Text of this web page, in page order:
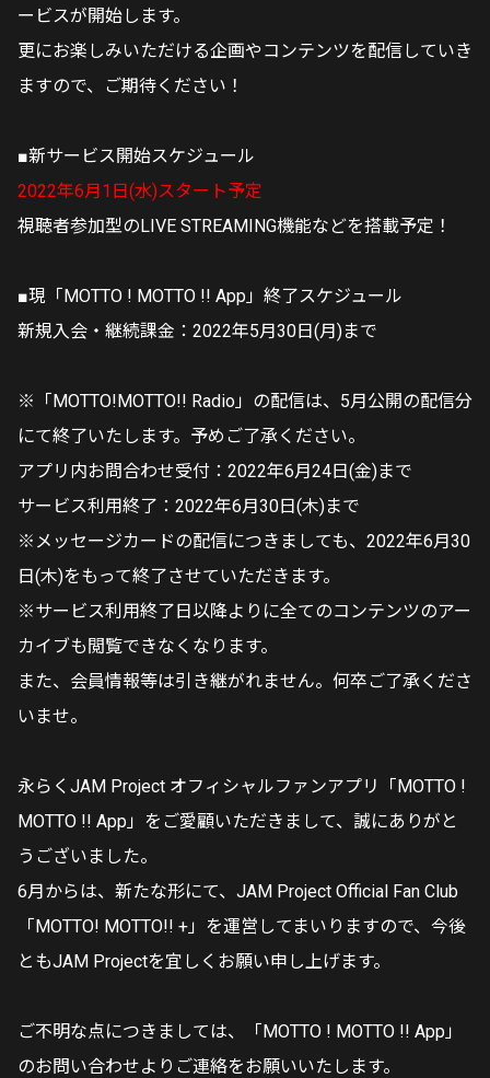
ービスが開始します。
更にお楽しみいただける企画やコンテンツを配信していき
ますので、ご期待ください！
■新サービス開始スケジュール
2022年6月1日(水)スタート予定
視聴者参加型のLIVE STREAMING機能などを搭載予定！
■現「MOTTO ! MOTTO !! App」終了スケジュール
新規入会・継続課金：2022年5月30日(月)まで
※「MOTTO!MOTTO!! Radio」の配信は、5月公開の配信分
にて終了いたします。予めご了承ください。
アプリ内お問合わせ受付：2022年6月24日(金)まで
サービス利用終了：2022年6月30日(木)まで
※メッセージカードの配信につきましても、2022年6月30
日(木)をもって終了させていただきます。
※サービス利用終了日以降よりに全てのコンテンツのアー
カイブも閲覧できなくなります。
また、会員情報等は引き継がれません。何卒ご了承くださ
いませ。
永らくJAM Project オフィシャルファンアプリ「MOTTO !
MOTTO !! App」をご愛顧いただきまして、誠にありがと
うございました。
6月からは、新たな形にて、JAM Project Official Fan Club
「MOTTO! MOTTO!! +」を運営してまいりますので、今後
ともJAM Projectを宜しくお願い申し上げます。
ご不明な点につきましては、「MOTTO ! MOTTO !! App」
のお問い合わせよりご連絡をお願いいたします。